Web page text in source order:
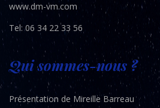
www.dm-vm.com
Tel:06 34 22 33 56
Qui sommes-nous ?
Présentation de Mireille Barreau